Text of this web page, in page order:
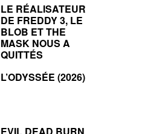
LE RÉALISATEUR
DE FREDDY 3, LE
BLOB ET THE
MASK NOUS A
QUITTÉS
L’ODYSSÉE (2026)